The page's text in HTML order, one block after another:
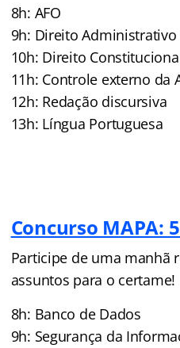
8h: AFO
9h: Direito Administrativo
10h: Direito
11h: Controle externo da
12h: Redação discursiva
13h: Língua Portuguesa
Concurso MAPA:
Participe de uma manhã
assuntos para o certame!
8h: Banco de Dados
9h: Segurança da